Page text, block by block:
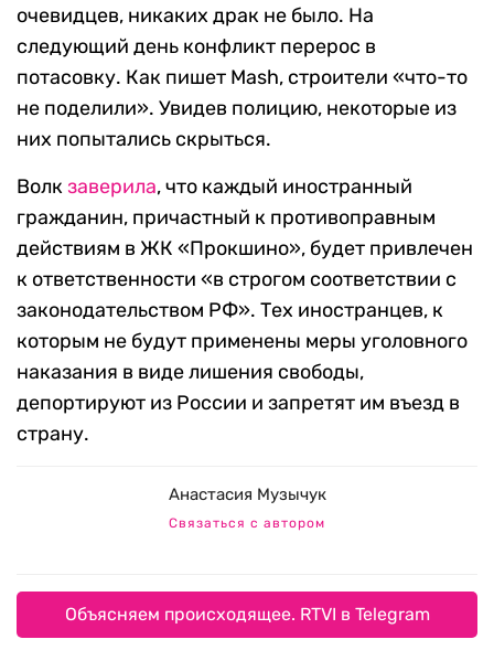
очевидцев, никаких драк не было. На
следующий день конфликт перерос в
потасовку. Как пишет Mash, строители «что-то
не поделили». Увидев полицию, некоторые из
них попытались скрыться.
Волкзаверила, что каждый иностранный
гражданин, причастный к противоправным
действиям в ЖК «Прокшино», будет привлечен
к ответственности «в строгом соответствии с
законодательством РФ». Тех иностранцев, к
которым не будут применены меры уголовного
наказания в виде лишения свободы,
депортируют из России и запретят им въезд в
страну.
Анастасия Музычук
Связаться с автором
Объясняем происходящее. RTVI в Telegram